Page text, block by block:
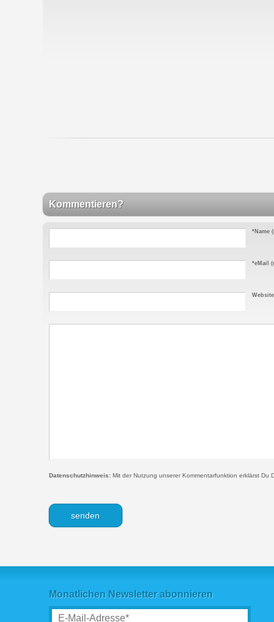
Kommentieren?
*Name
*eMail
Website
Datenschutzhinweis: Mit der Nutzung unserer Kommentarfunktion erklärst Du
Monatlichen Newsletter abonnieren